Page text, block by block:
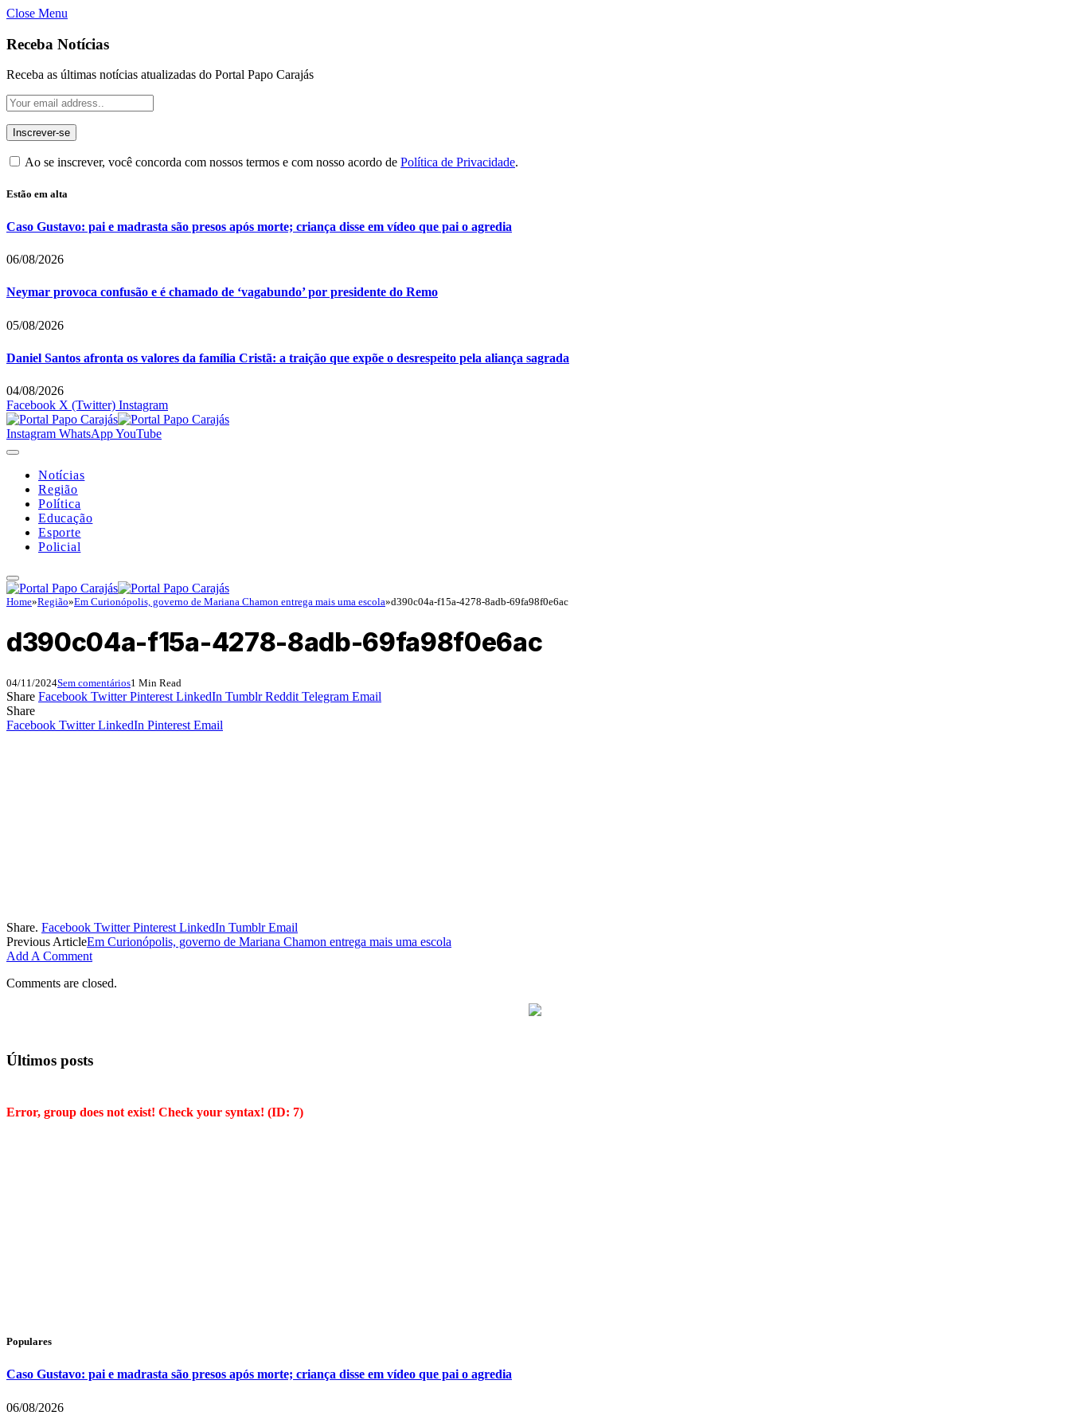
Close Menu
Receba Notícias
Receba as últimas notícias atualizadas do Portal Papo Carajás
Ao se inscrever, você concorda com nossos termos e com nosso acordo de Política de Privacidade.
Estão em alta
Caso Gustavo: pai e madrasta são presos após morte; criança disse em vídeo que pai o agredia
06/08/2026
Neymar provoca confusão e é chamado de ‘vagabundo’ por presidente do Remo
05/08/2026
Daniel Santos afronta os valores da família Cristã: a traição que expõe o desrespeito pela aliança sagrada
04/08/2026
Facebook X (Twitter) Instagram
Instagram WhatsAppYouTube
Notícias
Região
Política
Educação
Esporte
Policial
Home»Região»Em Curionópolis, governo de Mariana Chamon entrega mais uma escola»d390c04a-f15a-4278-8adb-69fa98f0e6ac
d390c04a-f15a-4278-8adb-69fa98f0e6ac
04/11/2024Sem comentários1 Min Read
Share Facebook Twitter Pinterest LinkedIn Tumblr Reddit Telegram Email
Share
Facebook Twitter LinkedIn Pinterest Email
Share. Facebook Twitter Pinterest LinkedIn Tumblr Email
Previous ArticleEm Curionópolis, governo de Mariana Chamon entrega mais uma escola
Add A Comment
Comments are closed.
Últimos posts
Error, group does not exist! Check your syntax! (ID: 7)
Populares
Caso Gustavo: pai e madrasta são presos após morte; criança disse em vídeo que pai o agredia
06/08/2026